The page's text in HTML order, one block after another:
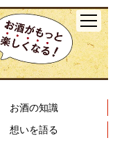
お酒の知識
想いを語る